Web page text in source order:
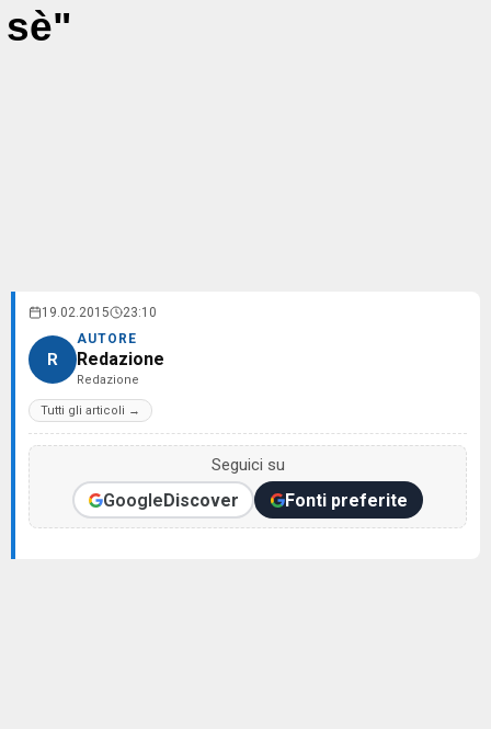
sè"
19.02.2015 23:10
R
AUTORE
Redazione
Redazione
Tutti gli articoli →
Seguici su
GoogleDiscover Fonti preferite